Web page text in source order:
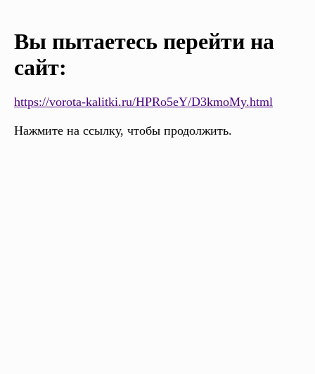
Вы пытаетесь перейти на
сайт:
https://vorota-kalitki.ru/HPRo5eY/D3kmoMy.html
Нажмите на ссылку, чтобы продолжить.